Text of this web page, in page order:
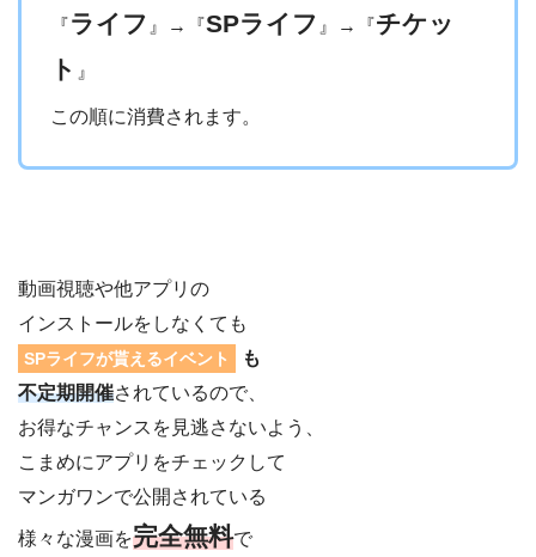
『ライフ 』→『SPライフ 』→『チケッ
ト 』
この順に消費されます。
動画視聴や他アプリの
インストールをしなくても
SPライフが貰えるイベント
も
不定期開催されているので、
お得なチャンスを見逃さないよう、
こまめにアプリをチェックして
マンガワンで公開されている
様々な漫画を完全無料で